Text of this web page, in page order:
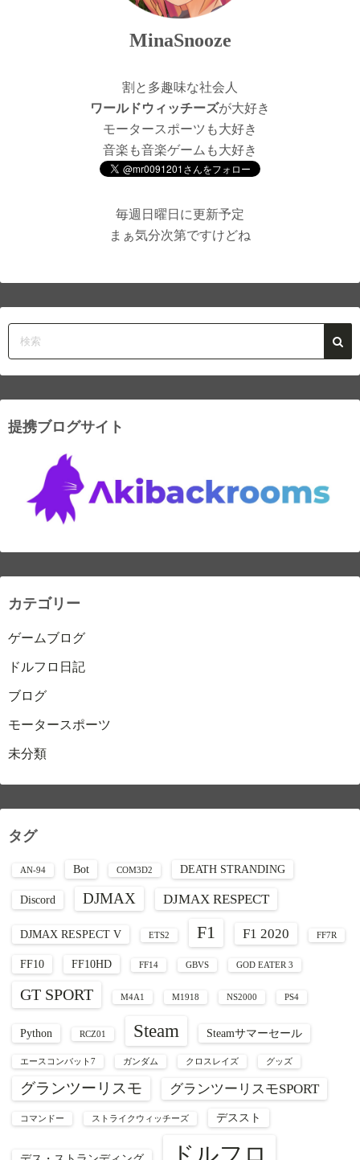
MinaSnooze
割と多趣味な社会人
ワールドウィッチーズが大好き
モータースポーツも大好き
音楽も音楽ゲームも大好き
毎週日曜日に更新予定
まぁ気分次第ですけどね
提携ブログサイト
カテゴリー
ゲームブログ
ドルフロ日記
ブログ
モータースポーツ
未分類
タグ
AN-94 Bot COM3D2 DEATH STRANDING
Discord DJMAX DJMAX RESPECT
DJMAX RESPECT V ETS2 F1 F1 2020 FF7R
FF10 FF10HD FF14 GBVS GOD EATER 3
GT SPORT M4A1 M1918 NS2000 PS4
Python RCZ01 Steam Steamサマーセール
エースコンバット7 ガンダム クロスレイズ グッズ
グランツーリスモ グランツーリスモSPORT
コマンドー ストライクウィッチーズ デススト
ドルフロ